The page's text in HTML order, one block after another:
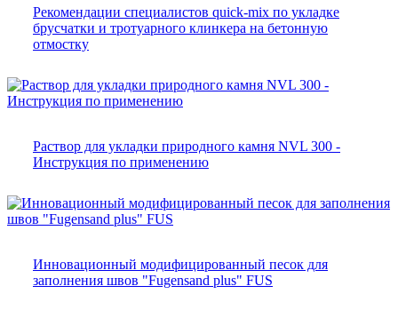
Рекомендации специалистов quick-mix по укладке
брусчатки и тротуарного клинкера на бетонную
отмостку
Раствор для укладки природного камня NVL 300 -
Инструкция по применению
Инновационный модифицированный песок для
заполнения швов "Fugensand plus" FUS